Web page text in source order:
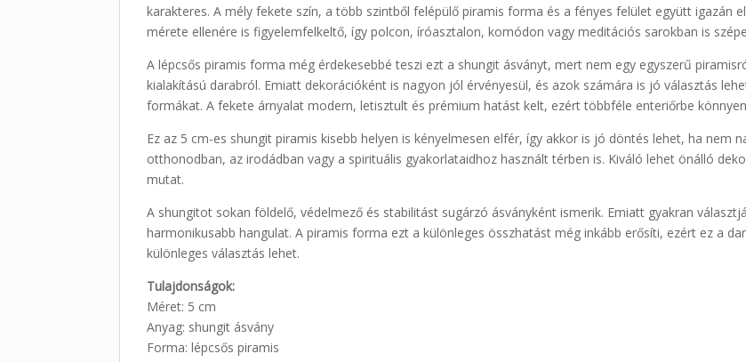
karakteres. A mély fekete szín, a több szintből felépülő piramis forma és a fényes felület együtt igazán
mérete ellenére is figyelemfelkeltő, így polcon, íróasztalon, komódon vagy meditációs sarokban is
A lépcsős piramis forma még érdekesebbé teszi ezt a shungit ásványt, mert nem egy egyszerű
kialakítású darabról. Emiatt dekorációként is nagyon jól érvényesül, és azok számára is jó választás
formákat. A fekete árnyalat modern, letisztult és prémium hatást kelt, ezért többféle enteriőrbe
Ez az 5 cm-es shungit piramis kisebb helyen is kényelmesen elfér, így akkor is jó döntés lehet, ha nem
otthonodban, az irodádban vagy a spirituális gyakorlataidhoz használt térben is. Kiváló lehet önálló
mutat.
A shungitot sokan földelő, védelmező és stabilitást sugárzó ásványként ismerik. Emiatt gyakran
harmonikusabb hangulat. A piramis forma ezt a különleges összhatást még inkább erősíti, ezért ez a
különleges választás lehet.
Tulajdonságok:
Méret: 5 cm
Anyag: shungit ásvány
Forma: lépcsős piramis